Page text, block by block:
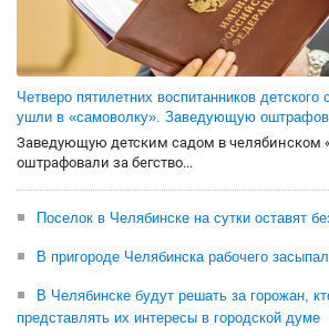
Четверо пятилетних воспитанников
ушли в «самоволку». Заведующую
Заведующую детским садом в челябинском
оштрафовали за бегство...
Поселок в Челябинске на сутки оставят
В пригороде Челябинска рабочего
В Челябинске будут решать за горожан,
представлять их интересы в городской думе